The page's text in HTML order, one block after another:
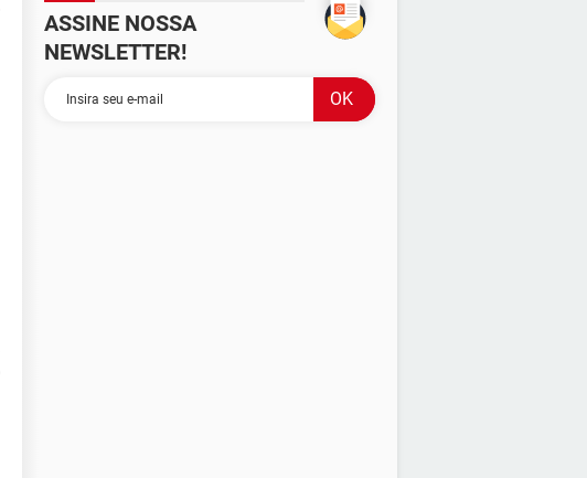
ASSINE NOSSA
NEWSLETTER!